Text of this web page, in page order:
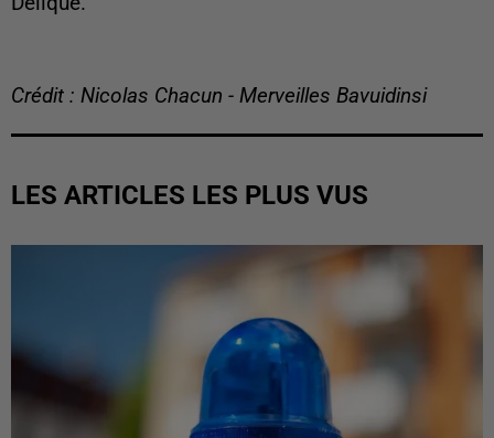
Crédit : Nicolas Chacun - Merveilles Bavuidinsi
LES ARTICLES LES PLUS VUS